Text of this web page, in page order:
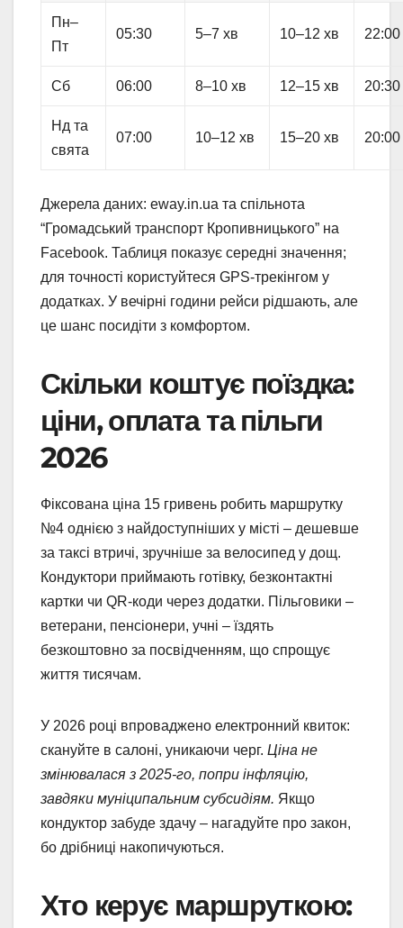
Пн–
Пт
05:30 5–7 хв 10–12 хв 22:00
Сб 06:00 8–10 хв 12–15 хв 20:30
Нд та
свята
07:00 10–12 хв 15–20 хв 20:00
Джерела даних: eway.in.ua та спільнота
“Громадський транспорт Кропивницького” на
Facebook. Таблиця показує середні значення;
для точності користуйтеся GPS-трекінгом у
додатках. У вечірні години рейси рідшають, але
це шанс посидіти з комфортом.
Скільки коштує поїздка:
ціни, оплата та пільги
2026
Фіксована ціна 15 гривень робить маршрутку
№4 однією з найдоступніших у місті – дешевше
за таксі втричі, зручніше за велосипед у дощ.
Кондуктори приймають готівку, безконтактні
картки чи QR-коди через додатки. Пільговики –
ветерани, пенсіонери, учні – їздять
безкоштовно за посвідченням, що спрощує
життя тисячам.
У 2026 році впроваджено електронний квиток:
скануйте в салоні, уникаючи черг. Ціна не
змінювалася з 2025-го, попри інфляцію,
завдяки муніципальним субсидіям. Якщо
кондуктор забуде здачу – нагадуйте про закон,
бо дрібниці накопичуються.
Хто керує маршруткою: